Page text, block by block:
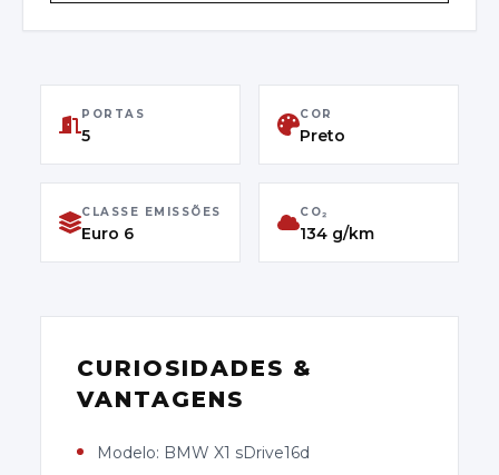
CLASSE DE EMISSÕES
Euro 6
PORTAS
5
COR
Preto
CLASSE EMISSÕES
Euro 6
CO₂
134 g/km
CURIOSIDADES &
VANTAGENS
Modelo: BMW X1 sDrive16d